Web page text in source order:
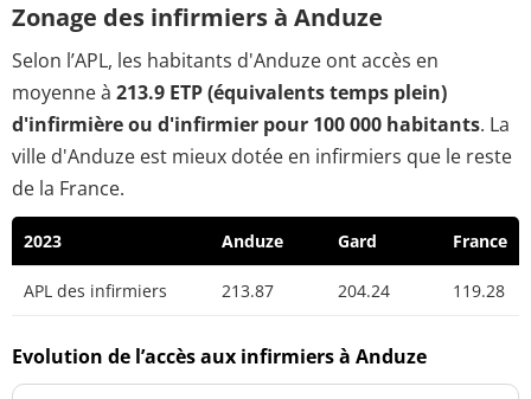
Zonage des infirmiers à Anduze
Selon l’APL, les habitants d'Anduze ont accès en
moyenne à 213.9 ETP (équivalents temps plein)
d'infirmière ou d'infirmier pour 100 000 habitants. La
ville d'Anduze est mieux dotée en infirmiers que le reste
de la France.
2023 Anduze Gard France
APL des infirmiers 213.87 204.24 119.28
Evolution de l’accès aux infirmiers à Anduze